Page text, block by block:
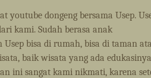
youtube dongeng bersama Usep.
kami. Sudah berasa anak
bisa di rumah, bisa di taman
baik wisata yang ada edukasinya
ini sangat kami nikmati, karena